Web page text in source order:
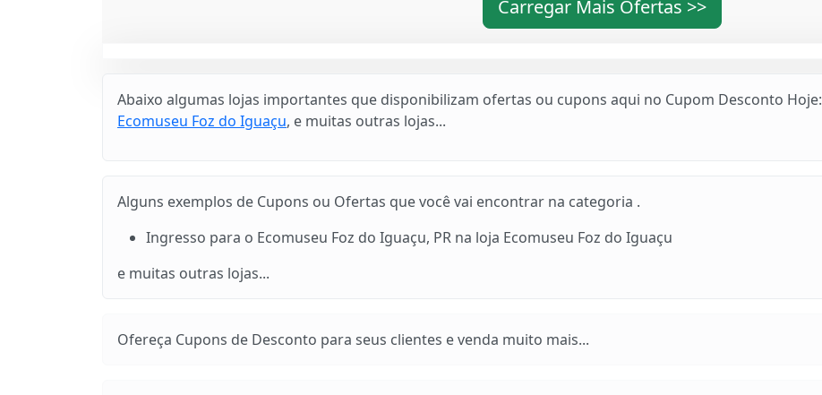
Carregar Mais Ofertas >>
Abaixo algumas lojas importantes que disponibilizam ofertas ou cupons aqui no Cupom Desconto Hoje:
Ecomuseu Foz do Iguaçu, e muitas outras lojas...
Alguns exemplos de Cupons ou Ofertas que você vai encontrar na categoria .
Ingresso para o Ecomuseu Foz do Iguaçu, PR na loja Ecomuseu Foz do Iguaçu
e muitas outras lojas...
Ofereça Cupons de Desconto para seus clientes e venda muito mais...